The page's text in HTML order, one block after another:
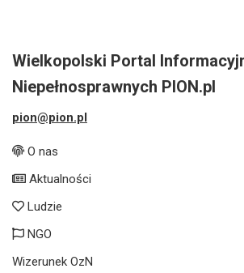
Wielkopolski Portal
Niepełnosprawnych PION.pl
pion@pion.pl
O nas
Aktualności
Ludzie
NGO
Wizerunek OzN